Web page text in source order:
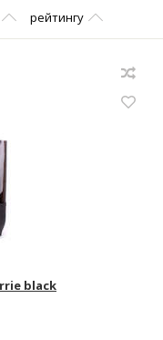
рейтингу
black